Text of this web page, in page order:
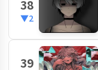
38
▼2
39